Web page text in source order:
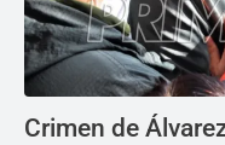
Crimen de